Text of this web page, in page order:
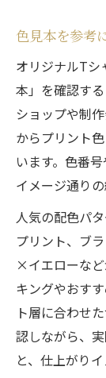
色見本を参考
オリジナルTシ
本」を確認す
ショップや制
からプリント
います。色番
イメージ通り
人気の配色パ
プリント、ブ
×イエローな
キングやおす
ト層に合わせ
認しながら、
と、仕上がり